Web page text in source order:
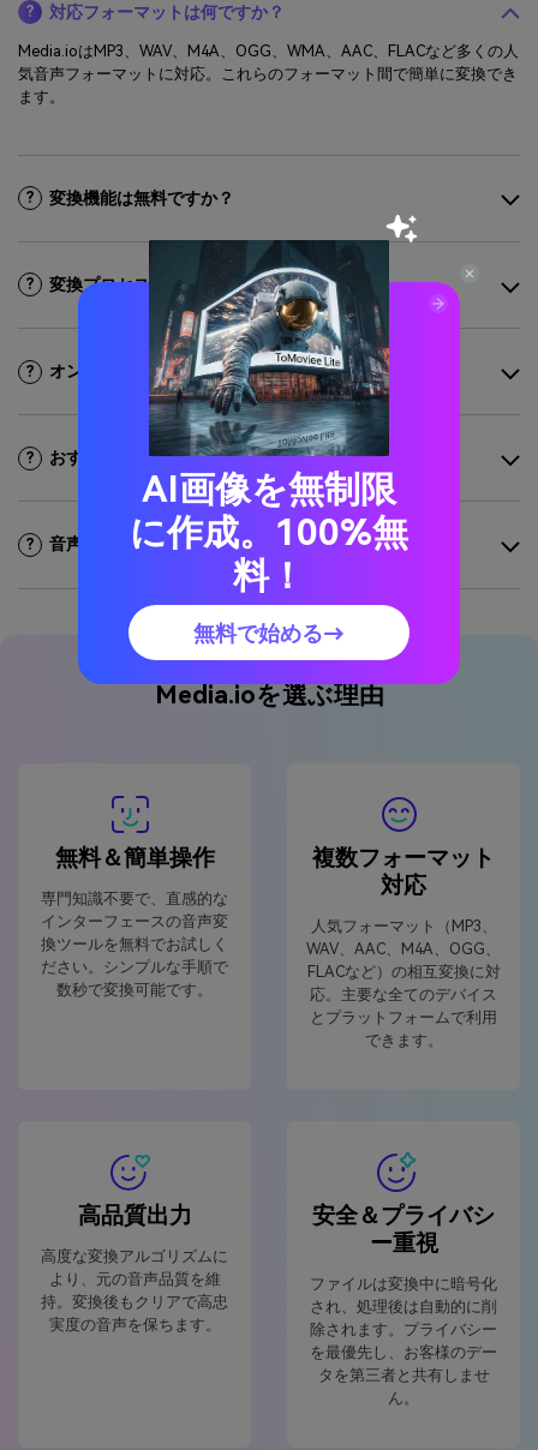
? 対応フォーマットは何ですか？
Media.ioはMP3、WAV、M4A、OGG、WMA、AAC、FLACなど多くの人
気音声フォーマットに対応。これらのフォーマット間で簡単に変換でき
ます。
? 変換機能は無料ですか？
? 変換プロセスの安全性について
? オンラインで音声ファイルを変換する方法は？
? おすすめの無料音声変換ツールは何ですか？
? 音声変換ツールの仕組みは？
Media.ioを選ぶ理由
無料＆簡単操作
専門知識不要で、直感的な
インターフェースの音声変
換ツールを無料でお試しく
ださい。シンプルな手順で
数秒で変換可能です。
複数フォーマット
対応
人気フォーマット（MP3、
WAV、AAC、M4A、OGG、
FLACなど）の相互変換に対
応。主要な全てのデバイス
とプラットフォームで利用
できます。
高品質出力
高度な変換アルゴリズムに
より、元の音声品質を維
持。変換後もクリアで高忠
実度の音声を保ちます。
安全＆プライバシ
ー重視
ファイルは変換中に暗号化
され、処理後は自動的に削
除されます。プライバシー
を最優先し、お客様のデー
タを第三者と共有しませ
ん。
AI画像を無制限
に作成。100%無
料！
無料で始める→